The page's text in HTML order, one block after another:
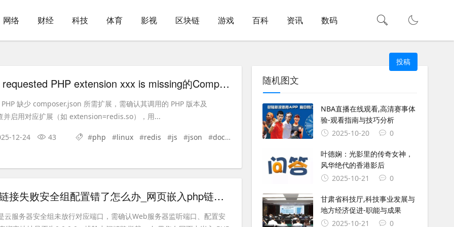
网络 财经 科技 体育 影视 区块链 游戏 百科 资讯 数码
投稿
如何解决The requested PHP extension xxx is missing的Composer错误？
缺少 composer.json 所需扩展，需确认其调用的 PHP 版本及
启用对应扩展（如 extension=redis.so），用...
12-24 43 #php #linux #redis #js #json #docker composer #php8 # windows #浏览器 #ubu
网页嵌入php链接失败安全组配置错了怎么办_网页嵌入php链接失败安全组修正法【攻略】
云服务器安全组未放行对应端口，需确认Web服务器监听端口、配置安
随机图文
NBA直播在线观看,高清赛事体
验-观看指南与技巧分析
2025-10-20
0
叶德娴：光影里的传奇女神，
风华绝代的香港影后
2025-10-21
0
甘肃省科技厅,科技事业发展与
地方经济促进-职能与成果
2025-10-21
0